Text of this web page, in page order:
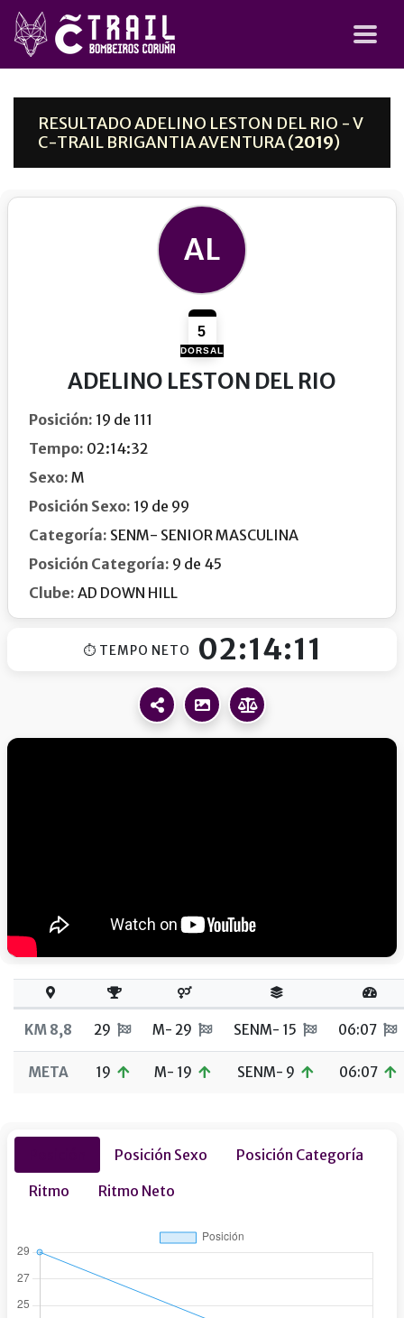
RESULTADO ADELINO LESTON DEL RIO - V
C-TRAIL BRIGANTIA AVENTURA (2019)
AL
5
DORSAL
ADELINO LESTON DEL RIO
Posición: 19 de 111
Tempo: 02:14:32
Sexo: M
Posición Sexo: 19 de 99
Categoría: SENM- SENIOR MASCULINA
Posición Categoría: 9 de 45
Clube: AD DOWN HILL
⏱ TEMPO NETO 02:14:11
KM 8,8 29 M- 29 SENM- 15 06:07
META 19 M- 19 SENM- 9 06:07
Posición Sexo
Posición Categoría
Ritmo
Ritmo Neto